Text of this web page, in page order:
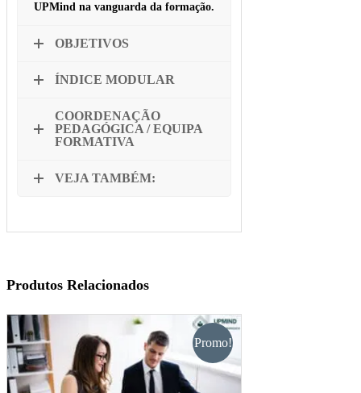
UPMind na vanguarda da formação.
OBJETIVOS
ÍNDICE MODULAR
COORDENAÇÃO
PEDAGÓGICA / EQUIPA
FORMATIVA
VEJA TAMBÉM:
Produtos Relacionados
Promo!